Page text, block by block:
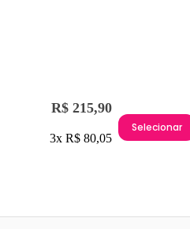
R$ 215,90
3x R$ 80,05
Selecionar